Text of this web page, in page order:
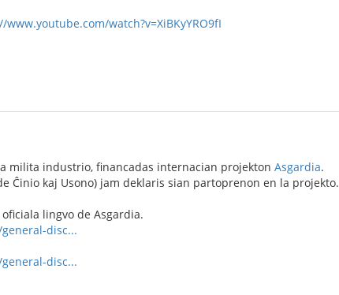
www.youtube.com/watch?v=XiBKyYRO9fI
milita industrio, financadas internacian projekton Asgardia.
Ĉinio kaj Usono) jam deklaris sian partoprenon en la projekto.
lingvo de Asgardia.
disc...
disc...